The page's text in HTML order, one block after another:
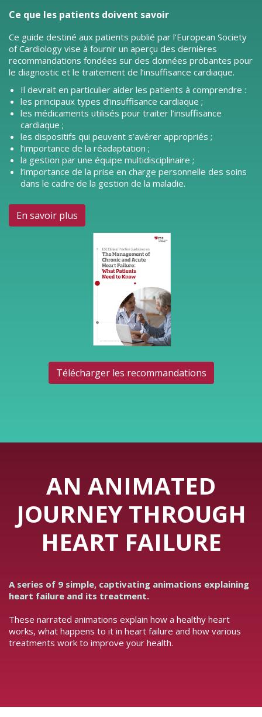
Ce que les patients doivent savoir
Ce guide destiné aux patients publié par l’European Society
of Cardiology vise à fournir un aperçu des dernières
recommandations fondées sur des données probantes pour
le diagnostic et le traitement de l’insuffisance cardiaque.
Il devrait en particulier aider les patients à comprendre :
les principaux types d’insuffisance cardiaque ;
les médicaments utilisés pour traiter l’insuffisance
cardiaque ;
les dispositifs qui peuvent s’avérer appropriés ;
l’importance de la réadaptation ;
la gestion par une équipe multidisciplinaire ;
l’importance de la prise en charge personnelle des soins
dans le cadre de la gestion de la maladie.
En savoir plus
Télécharger les recommandations
AN ANIMATED
JOURNEY THROUGH
HEART FAILURE
A series of 9 simple, captivating animations explaining
heart failure and its treatment.
These narrated animations explain how a healthy heart
works, what happens to it in heart failure and how various
treatments work to improve your health.